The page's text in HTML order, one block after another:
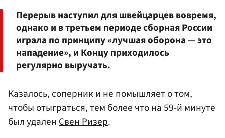
Перерыв наступил для швейцарцев вовремя,
однако и в третьем периоде сборная России
играла по принципу «лучшая оборона — это
нападение», и Концу приходилось
регулярно выручать.
Казалось, соперник и не помышляет о том,
чтобы отыграться, тем более что на 59-й минуте
был удаленСвен Ризер.